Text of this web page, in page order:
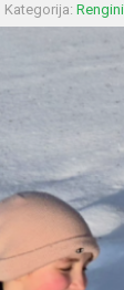
Kategorija: